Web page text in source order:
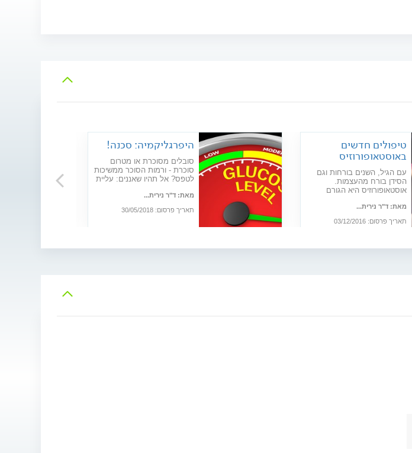
טיפולים חדשים
באוסטאופורוזיס
עם הגיל, השנים בורחות וגם
הסידן בורח מהעצמות.
אוסטאופורוזיס היא הגורם
מבוגר. כיצד ניתן למנוע, לאבחן
מאת: ד"ר נירית...
תאריך פרסום: 03/12/2016
היפרגליקמיה: סכנה!
סובלים מסוכרת או מטרום
סוכרת - ורמות הסוכר ממשיכות
לטפס? אל תהיו שאננים: עליית
עלולה לגרום לעיוורון, התקף
לב או קטיעת גפיים
מאת: ד"ר נירית...
תאריך פרסום: 30/05/2018